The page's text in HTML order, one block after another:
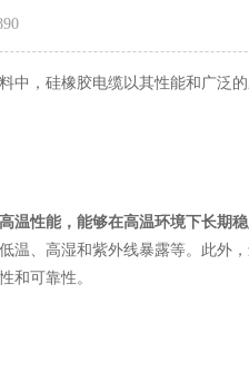
，硅橡胶电缆以其性能和广泛
温性能，能够在高温环境下长期
温、高湿和紫外线暴露等。此外
和可靠性。